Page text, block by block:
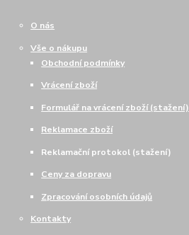
O nás
Vše o nákupu
Obchodní podmínky
Vrácení zboží
Formulář na vrácení zboží (stažení)
Reklamace zboží
Reklamační protokol (stažení)
Ceny za dopravu
Zpracování osobních údajů
Kontakty